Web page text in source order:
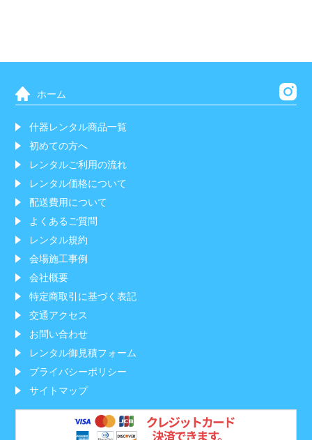
ホーム
什器レンタル商品一覧
初めての方へ
レンタルご利用の流れ
レンタル価格について
配送費用について
よくあるご質問
レンタル規約
会場施工事例
会社概要
特定商取引に基づく表記
交通アクセス
お問い合わせ
レンタル御見積フォーム
プライバシーポリシー
サイトマップ